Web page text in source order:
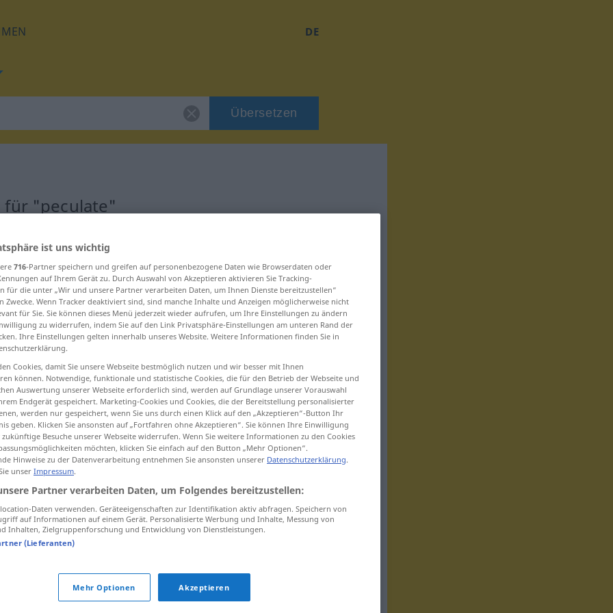
DE
Übersetzen
für "peculate"
begehen
lassen
,
peculate
ist uns wichtig
716-Partner speichern und greifen auf personenbezogene Daten wie Browserdaten oder
auf Ihrem Gerät zu. Durch Auswahl von Akzeptieren aktivieren Sie Tracking-
für die unter „Wir und unsere Partner verarbeiten Daten, um Ihnen Dienste bereitzustellen“
Zwecke. Wenn Tracker deaktiviert sind, sind manche Inhalte und Anzeigen möglicherweise nicht
für Sie. Sie können dieses Menü jederzeit wieder aufrufen, um Ihre Einstellungen zu ändern
zu widerrufen, indem Sie auf den Link Privatsphäre-Einstellungen am unteren Rand der
Ihre Einstellungen gelten innerhalb unseres Website. Weitere Informationen finden Sie in
Cookies, damit Sie unsere Webseite bestmöglich nutzen und wir besser mit Ihnen
können. Notwendige, funktionale und statistische Cookies, die für den Betrieb der Webseite und
Auswertung unserer Webseite erforderlich sind, werden auf Grundlage unserer Vorauswahl
Endgerät gespeichert. Marketing-Cookies und Cookies, die der Bereitstellung personalisierter
werden nur gespeichert, wenn Sie uns durch einen Klick auf den „Akzeptieren“-Button Ihr
geben. Klicken Sie ansonsten auf „Fortfahren ohne Akzeptieren“. Sie können Ihre Einwilligung
Besuche unserer Webseite widerrufen. Wenn Sie weitere Informationen zu den Cookies
möchten, klicken Sie einfach auf den Button „Mehr Optionen“.
Hinweise zu der Datenverarbeitung entnehmen Sie ansonsten unserer Datenschutzerklärung.
unser Impressum.
Partner verarbeiten Daten, um Folgendes bereitzustellen:
Daten verwenden. Geräteeigenschaften zur Identifikation aktiv abfragen. Speichern von
auf Informationen auf einem Gerät. Personalisierte Werbung und Inhalte, Messung von
Inhalten, Zielgruppenforschung und Entwicklung von Dienstleistungen.
(Lieferanten)
Mehr Optionen Akzeptieren